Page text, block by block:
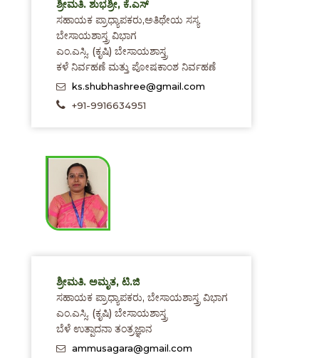
ಶ್ರೀಮತಿ. ಶುಭಶ್ರೀ, ಕೆ.ಎಸ್
ಸಹಾಯಕ ಪ್ರಾಧ್ಯಾಪಕರು,ಅತಿಥೇಯ ಸಸ್ಯ
ಬೇಸಾಯಶಾಸ್ತ್ರ ವಿಭಾಗ
ಎಂ.ಎಸ್ಸಿ. (ಕೃಷಿ) ಬೇಸಾಯಶಾಸ್ತ್ರ
ಕಳೆ ನಿರ್ವಹಣೆ ಮತ್ತು ಪೋಷಕಾಂಶ ನಿರ್ವಹಣೆ
ks.shubhashree@gmail.com
+91-9916634951
ಶ್ರೀಮತಿ. ಅಮೃತ, ಟಿ.ಜಿ
ಸಹಾಯಕ ಪ್ರಾಧ್ಯಾಪಕರು, ಬೇಸಾಯಶಾಸ್ತ್ರ ವಿಭಾಗ
ಎಂ.ಎಸ್ಸಿ. (ಕೃಷಿ) ಬೇಸಾಯಶಾಸ್ತ್ರ
ಬೆಳೆ ಉತ್ಪಾದನಾ ತಂತ್ರಜ್ಞಾನ
ammusagara@gmail.com